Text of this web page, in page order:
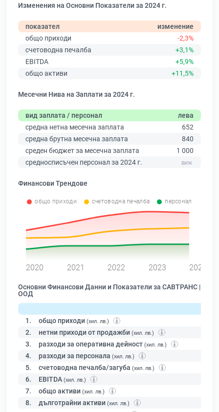
Изменения на Основни Показатели за 2024 г.
показател
изменение
общо приходи
-2,3%
счетоводна печалба
+3,1%
EBITDA
+5,9%
общо активи
+11,5%
Месечни Нива на Заплати за 2024 г.
вид заплата / персонал
лева
средна нетна месечна заплата
652
средна брутна месечна заплата
840
среден бюджет за месечна заплата
1 000
средносписъчен персонал за 2024 г.
Финансови Трендове
общо приходи счетоводна печалба персонал
2020 2021 2022 2023 2024
Основни Финансови Данни и Показатели за САВТРАНС |
ООД
1. общо приходи (хил. лв.)
2. нетни приходи от продажби (хил. лв.)
3. разходи за оперативна дейност (хил. лв.)
4. разходи за персонала (хил. лв.)
5. счетоводна печалба/загуба (хил. лв.)
6. EBITDA (хил. лв.)
7. общо активи (хил. лв.)
8. дълготрайни активи (хил. лв.)